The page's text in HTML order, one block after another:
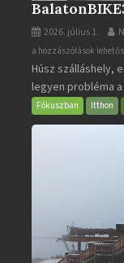
2026. július 1.
BalatonBIKE365
bejegyzéshez
a hozzászólások
Húsz szálláshely,
legyen probléma
Fókuszban Itthon